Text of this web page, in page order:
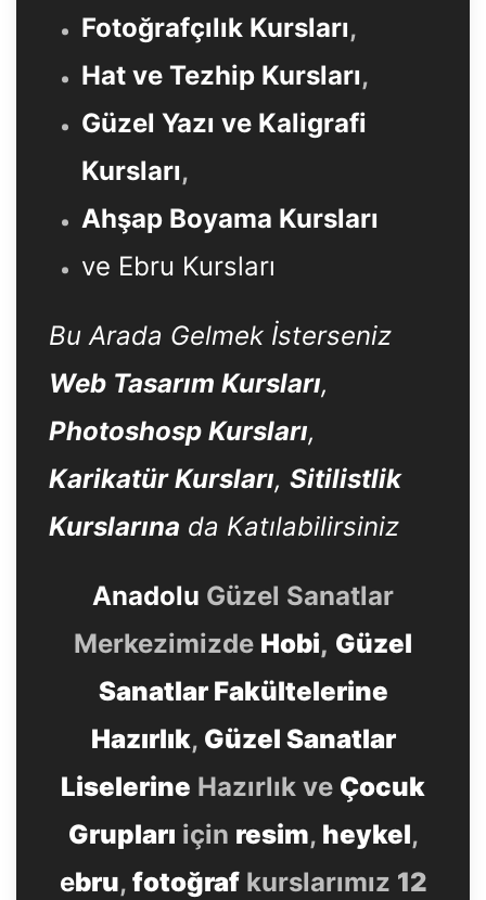
Fotoğrafçılık Kursları,
Hat ve Tezhip Kursları,
Güzel Yazı ve Kaligrafi
Kursları,
Ahşap Boyama Kursları
ve Ebru Kursları
Bu Arada Gelmek İsterseniz
Web Tasarım Kursları,
Photoshosp Kursları,
Karikatür Kursları, Sitilistlik
Kurslarına da Katılabilirsiniz
Anadolu Güzel Sanatlar
Merkezimizde Hobi, Güzel
Sanatlar Fakültelerine
Hazırlık, Güzel Sanatlar
Liselerine Hazırlık ve Çocuk
Grupları için resim, heykel,
ebru, fotoğrafkurslarımız 12